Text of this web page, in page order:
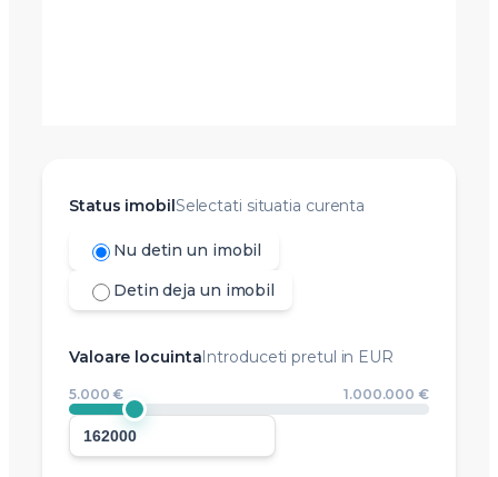
Status imobilSelectati situatia curenta
Nu detin un imobil
Detin deja un imobil
Valoare locuintaIntroduceti pretul in EUR
5.000 € 1.000.000 €